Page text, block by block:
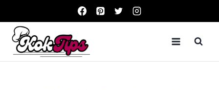
content